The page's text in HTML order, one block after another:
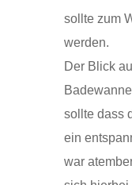
sollte zum
werden.
Der Blick
sollte dass
ein
war